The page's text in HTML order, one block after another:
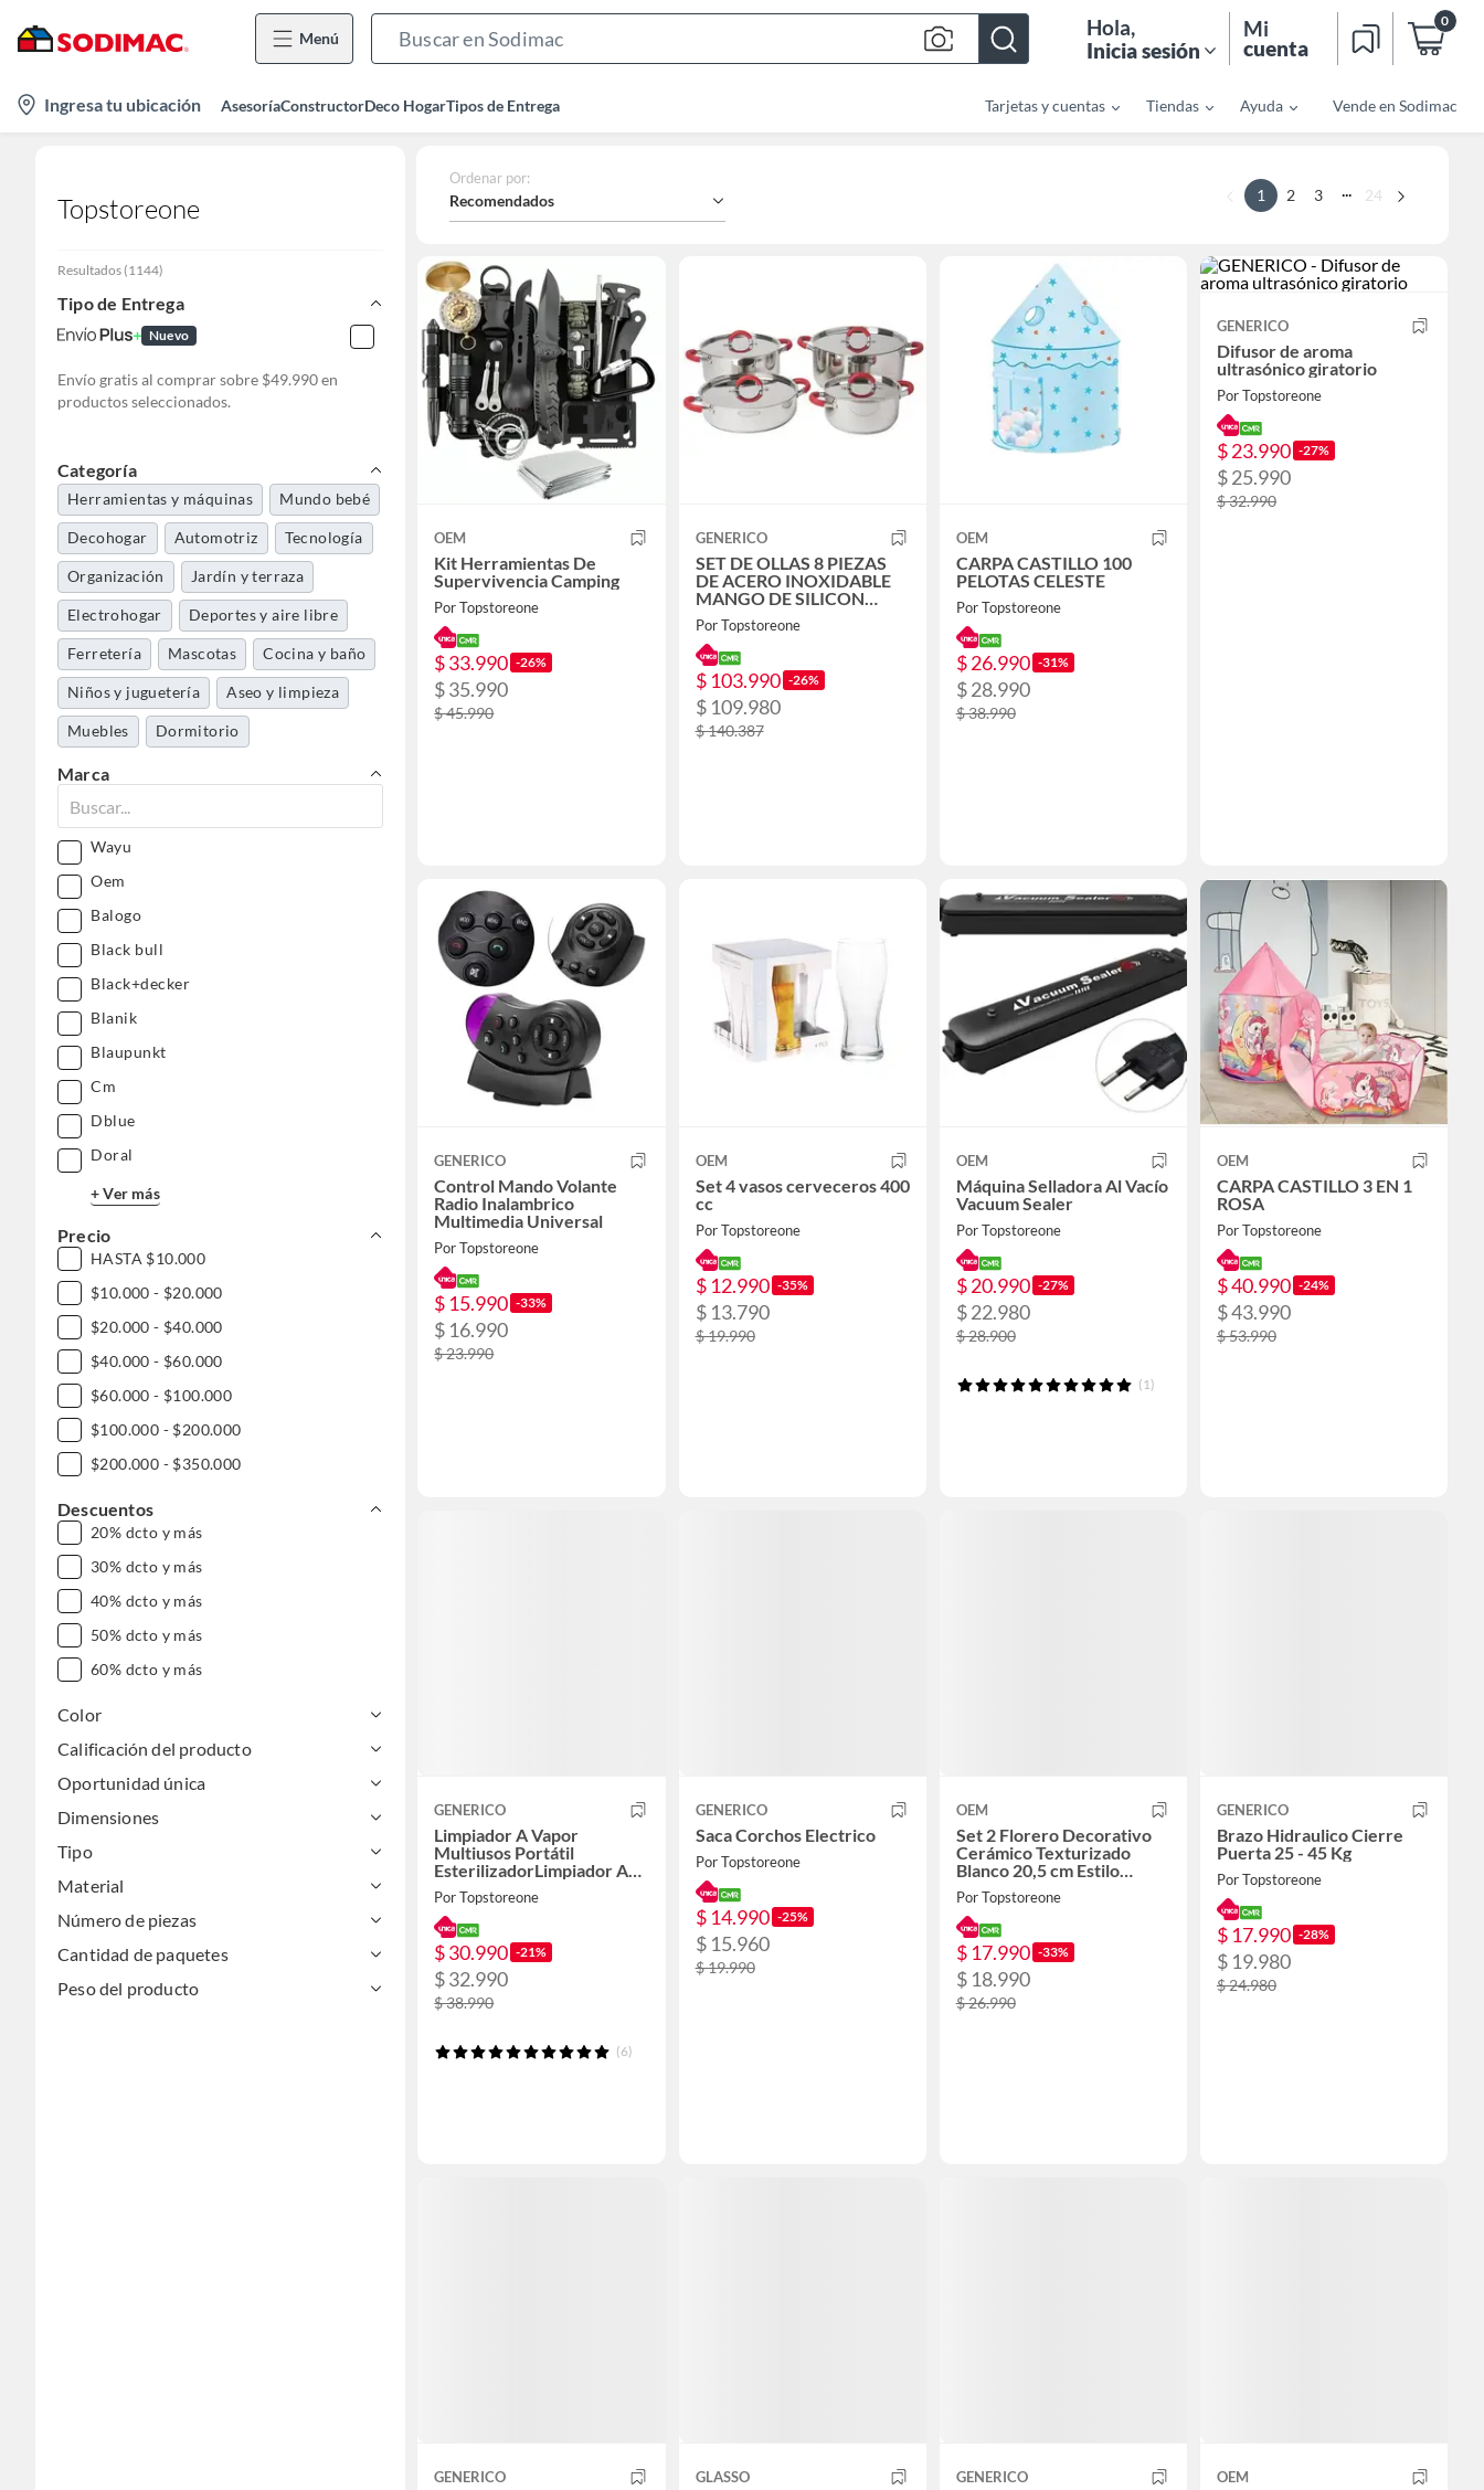
Menú
Bar
Hola,
Inicia sesión
Mi
cuenta
0
location-
icon
Ingresa tu ubicación AsesoríaConstructorDeco HogarTipos de Entrega Tarjetas y cuentas Tiendas Ayuda Vende en Sodimac
Topstoreone
Resultados (1144)
Tipo de Entrega
Nuevo
Envío gratis al comprar sobre $49.990 en
productos seleccionados.
Categoría
Herramientas y máquinas Mundo bebé
Decohogar Automotriz Tecnología
Organización Jardín y terraza
Electrohogar Deportes y aire libre
Ferretería Mascotas Cocina y baño
Niños y juguetería Aseo y limpieza
Muebles Dormitorio
Belleza, higiene y salud
Marca
Wayu
Oem
Balogo
Black bull
Black+decker
Blanik
Blaupunkt
Cm
Dblue
Doral
+ Ver más
Precio
HASTA $10.000
$10.000 - $20.000
$20.000 - $40.000
$40.000 - $60.000
$60.000 - $100.000
$100.000 - $200.000
$200.000 - $350.000
Descuentos
20% dcto y más
30% dcto y más
40% dcto y más
50% dcto y más
60% dcto y más
Color
Calificación del producto
Oportunidad única
Dimensiones
Tipo
Material
Número de piezas
Cantidad de paquetes
Peso del producto
Ordenar por:
Recomendados 1 2 3 ... 24
OEM
Kit Herramientas De
Supervivencia Camping
Por Topstoreone
$ 33.990 -26%
$ 35.990
$ 45.990
GENERICO
SET DE OLLAS 8 PIEZAS
DE ACERO INOXIDABLE
MANGO DE SILICON
ARTE ANDINO.
Por Topstoreone
$ 103.990 -26%
$ 109.980
$ 140.387
OEM
CARPA CASTILLO 100
PELOTAS CELESTE
Por Topstoreone
$ 26.990 -31%
$ 28.990
$ 38.990
GENERICO
Difusor de aroma
ultrasónico giratorio
Por Topstoreone
$ 23.990 -27%
$ 25.990
$ 32.990
GENERICO
Control Mando Volante
Radio Inalambrico
Multimedia Universal
Por Topstoreone
$ 15.990 -33%
$ 16.990
$ 23.990
OEM
Set 4 vasos cerveceros 400
cc
Por Topstoreone
$ 12.990 -35%
$ 13.790
$ 19.990
OEM
Máquina Selladora Al Vacío
Vacuum Sealer
Por Topstoreone
$ 20.990 -27%
$ 22.980
$ 28.900
(1)
OEM
CARPA CASTILLO 3 EN 1
ROSA
Por Topstoreone
$ 40.990 -24%
$ 43.990
$ 53.990
GENERICO
Limpiador A Vapor
Multiusos Portátil
EsterilizadorLimpiador A
Vapor Multiusos Portátil
Esterilizador
Por Topstoreone
$ 30.990 -21%
$ 32.990
$ 38.990
(6)
GENERICO
Saca Corchos Electrico
Por Topstoreone
$ 14.990 -25%
$ 15.960
$ 19.990
OEM
Set 2 Florero Decorativo
Cerámico Texturizado
Blanco 20,5 cm Estilo
Minimalista
Por Topstoreone
$ 17.990 -33%
$ 18.990
$ 26.990
GENERICO
Brazo Hidraulico Cierre
Puerta 25 - 45 Kg
Por Topstoreone
$ 17.990 -28%
$ 19.980
$ 24.980
GENERICO GLASSO GENERICO OEM